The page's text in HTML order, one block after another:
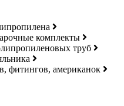
комплекты
труб
фитингов, американок